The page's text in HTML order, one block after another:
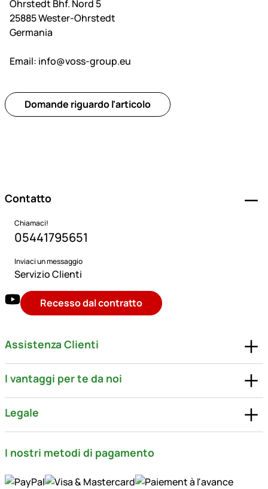
Ohrstedt Bhf. Nord 5
25885 Wester-Ohrstedt
Germania
Email: info@voss-group.eu
Domande riguardo l'articolo
Contatto
Chiamaci!
05441795651
Inviaci un messaggio
Servizio Clienti
Recesso dal contratto
Assistenza Clienti
I vantaggi per te da noi
Legale
I nostri metodi di pagamento